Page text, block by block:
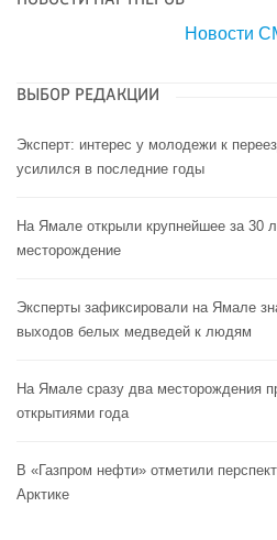
Новости
ВЫБОР РЕДАКЦИИ
Эксперт: интерес у молодежи к
усилился в последние годы
На Ямале открыли крупнейшее за 30
месторождение
Эксперты зафиксировали на Ямале
выходов белых медведей к людям
На Ямале сразу два месторождения
открытиями года
В «Газпром нефти» отметили
Арктике